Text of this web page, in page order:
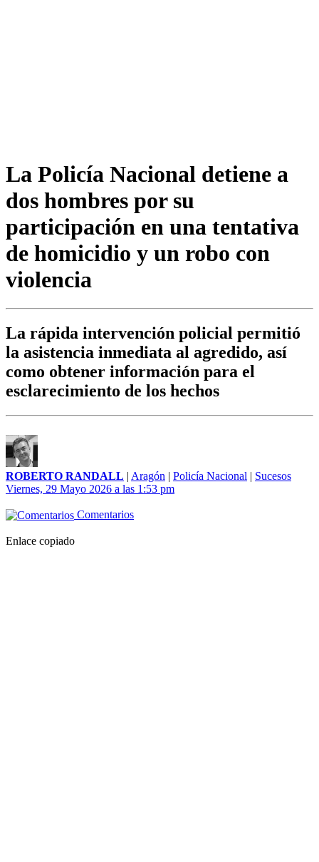
La Policía Nacional detiene a
dos hombres por su
participación en una tentativa
de homicidio y un robo con
violencia
La rápida intervención policial permitió
la asistencia inmediata al agredido, así
como obtener información para el
esclarecimiento de los hechos
ROBERTO RANDALL | Aragón | Policía Nacional | Sucesos
Viernes, 29 Mayo 2026 a las 1:53 pm
Comentarios
Enlace copiado